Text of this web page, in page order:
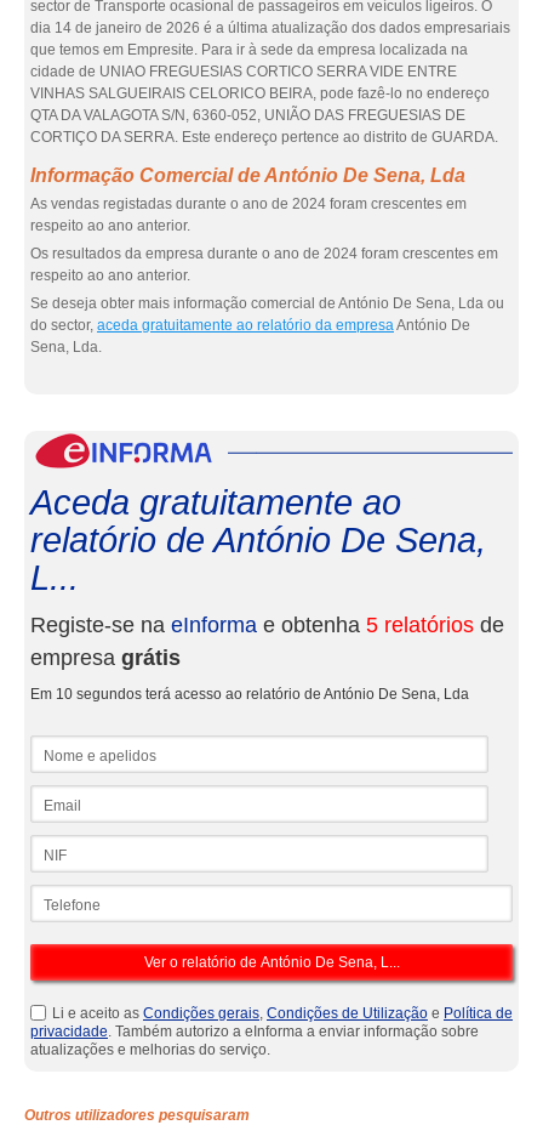
sector de Transporte ocasional de passageiros em veículos ligeiros. O
dia 14 de janeiro de 2026 é a última atualização dos dados empresariais
que temos em Empresite. Para ir à sede da empresa localizada na
cidade de UNIAO FREGUESIAS CORTICO SERRA VIDE ENTRE
VINHAS SALGUEIRAIS CELORICO BEIRA, pode fazê-lo no endereço
QTA DA VALAGOTA S/N, 6360-052, UNIÃO DAS FREGUESIAS DE
CORTIÇO DA SERRA. Este endereço pertence ao distrito de GUARDA.
Informação Comercial de António De Sena, Lda
As vendas registadas durante o ano de 2024 foram crescentes em
respeito ao ano anterior.
Os resultados da empresa durante o ano de 2024 foram crescentes em
respeito ao ano anterior.
Se deseja obter mais informação comercial de António De Sena, Lda ou
do sector, aceda gratuitamente ao relatório da empresaAntónio De
Sena, Lda.
Aceda gratuitamente ao
relatório de António De Sena,
L...
Registe-se na eInforma e obtenha 5 relatórios de
empresa grátis
Em 10 segundos terá acesso ao relatório de António De Sena, Lda
Li e aceito as Condições gerais, Condições de Utilização e Política de
privacidade. Também autorizo a eInforma a enviar informação sobre
atualizações e melhorias do serviço.
Outros utilizadores pesquisaram